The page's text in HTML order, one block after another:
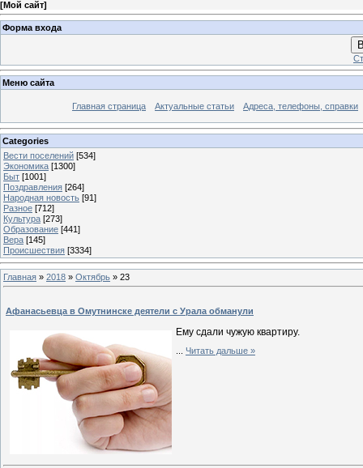
[Мой сайт]
Форма входа
Меню сайта
Главная страница Актуальные статьи Адреса, телефоны, справки
Categories
Вести поселений [534]
Экономика [1300]
Быт [1001]
Поздравления [264]
Народная новость [91]
Разное [712]
Культура [273]
Образование [441]
Вера [145]
Происшествия [3334]
Главная » 2018 » Октябрь » 23
Афанасьевца в Омутнинске деятели с Урала обманули
Ему сдали чужую квартиру.
Читать дальше »